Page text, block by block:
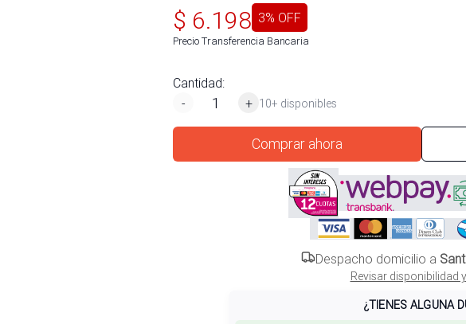
$ 6.198 3% OFF
Precio Transferencia Bancaria
Cantidad:
-
+ 10+ disponibles
Comprar ahora
Despacho domicilio a
Revisar disponibilidad
¿TIENES ALGUNA